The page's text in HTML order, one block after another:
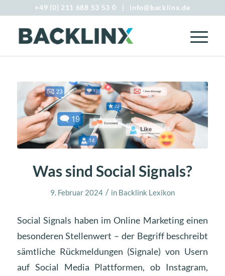
+49 (0) 211 688 53 53 0 | info@backlinx.de
Was sind Social Signals?
9. Februar 2024 / in Backlink Lexikon
Social Signals haben im Online Marketing einen
besonderen Stellenwert – der Begriff beschreibt
sämtliche Rückmeldungen (Signale) von Usern
auf Social Media Plattformen, ob Instagram,